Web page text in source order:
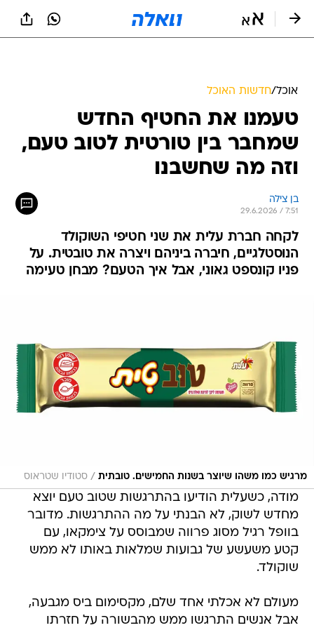
אוכל/חדשות האוכל
טעמנו את החטיף החדש
שמחבר בין טורטית לטוב טעם,
וזה מה שחשבנו
בן צילה
29.6.2026 / 7:51
לקחה חברת עלית את שני חטיפי השוקולד
הנוסטלגיים, חיברה ביניהם ויצרה את טובטית. על
פניו קונספט גאוני, אבל איך הטעם? מבחן טעימה
מרגיש כמו משהו שיוצר בשנות החמישים. טובתית / סטודיו שטראוס
מודה, כשעלית הודיעו בהתרגשות שטוב טעם יוצא
מחדש לשוק, לא הבנתי על מה ההתרגשות. מדובר
בוופל רגיל מסוג פרווה שמבוסס על צימקאו, עם
קטע משעשע של גבועות שמלאות באותו לא ממש
שוקולד.
מעולם לא אכלתי אחד שלם, מקסימום ביס מגבעה,
אבל אנשים התרגשו ממש מהבשורה על חזרתו